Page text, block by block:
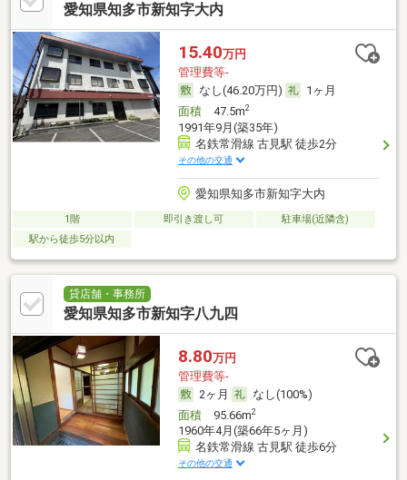
愛知県知多市新知字大内
15.40万円
管理費等-
なし(46.20万円)
1ヶ月
面積47.5m2
1991年9月(築35年)
名鉄常滑線 古見駅 徒歩2分
その他の交通
愛知県知多市新知字大内
1階 即引き渡し可
駐車場(近隣含)
駅から徒歩5分以内
貸店舗・事務所
愛知県知多市新知字八九四
8.80万円
管理費等-
2ヶ月
なし(100%)
面積95.66m2
1960年4月(築66年5ヶ月)
名鉄常滑線 古見駅 徒歩6分
その他の交通